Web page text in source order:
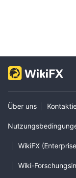
Über uns
WikiFX
Wiki-